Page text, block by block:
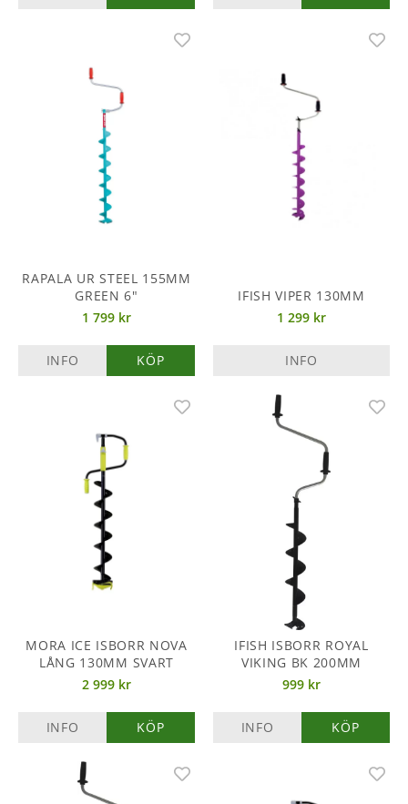
RAPALA UR STEEL 155MM
GREEN 6"
1 799 kr
INFO KÖP
IFISH VIPER 130MM
1 299 kr
INFO
MORA ICE ISBORR NOVA
LÅNG 130MM SVART
2 999 kr
INFO KÖP
IFISH ISBORR ROYAL
VIKING BK 200MM
999 kr
INFO KÖP